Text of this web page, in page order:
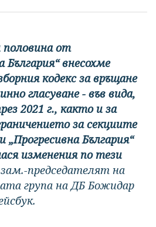
половина от
внесохме
кодекс за връщане
гласуване - във вида,
2021 г., както и за
за секциите
„Прогресивна България“
изменения по тези
председателят на
група на ДБ Божидар